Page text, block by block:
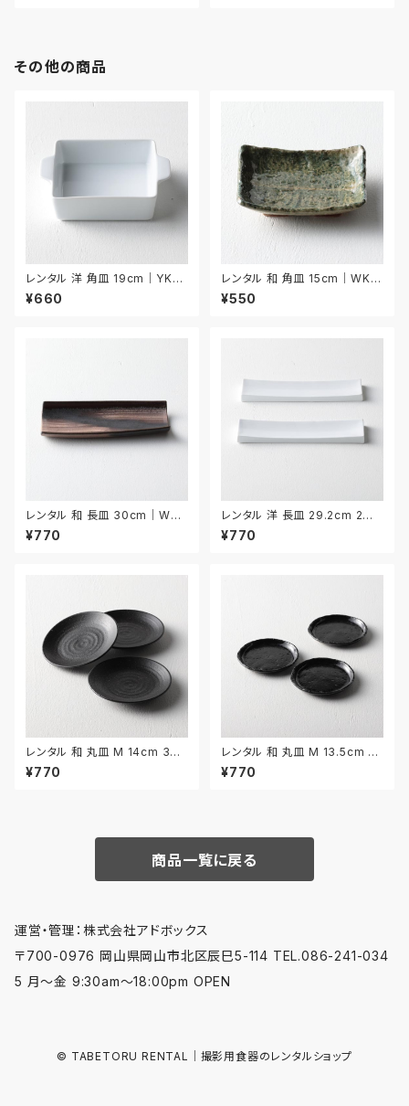
その他の商品
レンタル 洋 角皿 19cm｜YKA
017
¥660
レンタル 和 角皿 15cm｜WKA
024
¥550
レンタル 和 長皿 30cm｜WNA
006
¥770
レンタル 洋 長皿 29.2cm 2枚
セット｜YNAA012
¥770
レンタル 和 丸皿 M 14cm 3枚
セット｜WMM035
¥770
レンタル 和 丸皿 M 13.5cm 3
枚セット｜WMM032
¥770
商品一覧に戻る
運営・管理：株式会社アドボックス
〒700-0976 岡山県岡山市北区辰巳5-114 TEL.086-241-034
5 月〜金 9:30am〜18:00pm OPEN
© TABETORU RENTAL｜撮影用食器のレンタルショップ